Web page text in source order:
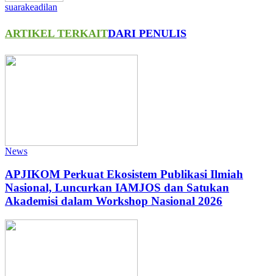
suarakeadilan
ARTIKEL TERKAITDARI PENULIS
News
APJIKOM Perkuat Ekosistem Publikasi Ilmiah
Nasional, Luncurkan IAMJOS dan Satukan
Akademisi dalam Workshop Nasional 2026